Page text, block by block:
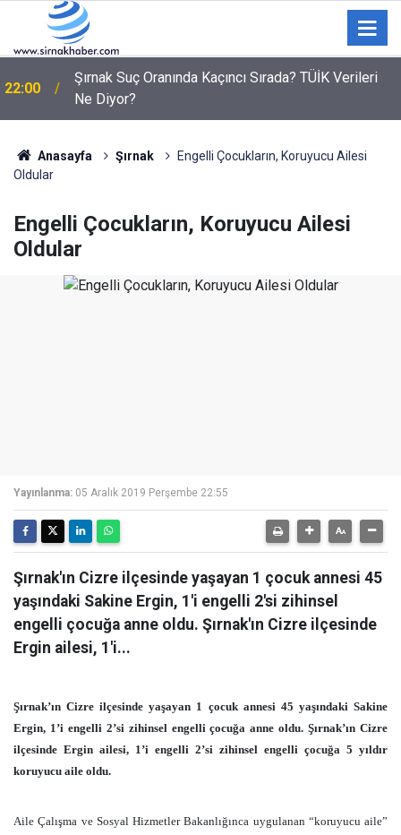
21:19 Komşusunu öldürüp evini ve aracını ateşe verdi
Anasayfa Şırnak
Engelli Çocukların, Koruyucu Ailesi
Oldular
Engelli Çocukların, Koruyucu Ailesi
Oldular
Yayınlanma: 05 Aralık 2019 Perşembe 22:55
Şırnak'ın Cizre ilçesinde yaşayan 1 çocuk annesi 45
yaşındaki Sakine Ergin, 1'i engelli 2'si zihinsel
engelli çocuğa anne oldu. Şırnak'ın Cizre ilçesinde
Ergin ailesi, 1'i...
Şırnak’ın Cizre ilçesinde yaşayan 1 çocuk annesi 45 yaşındaki Sakine
Ergin, 1’i engelli 2’si zihinsel engelli çocuğa anne oldu. Şırnak’ın Cizre
ilçesinde Ergin ailesi, 1’i engelli 2’si zihinsel engelli çocuğa 5 yıldır
koruyucu aile oldu.
Aile Çalışma ve Sosyal Hizmetler Bakanlığınca uygulanan “koruyucu aile”